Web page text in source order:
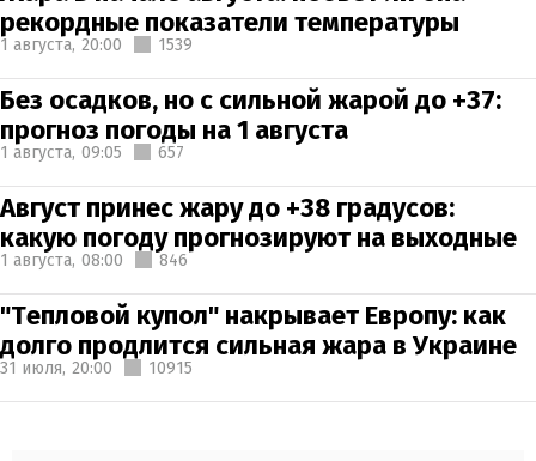
рекордные показатели температуры
1 августа, 20:00 1539
Без осадков, но с сильной жарой до +37:
прогноз погоды на 1 августа
1 августа, 09:05 657
Август принес жару до +38 градусов:
какую погоду прогнозируют на выходные
1 августа, 08:00 846
"Тепловой купол" накрывает Европу: как
долго продлится сильная жара в Украине
31 июля, 20:00 10915